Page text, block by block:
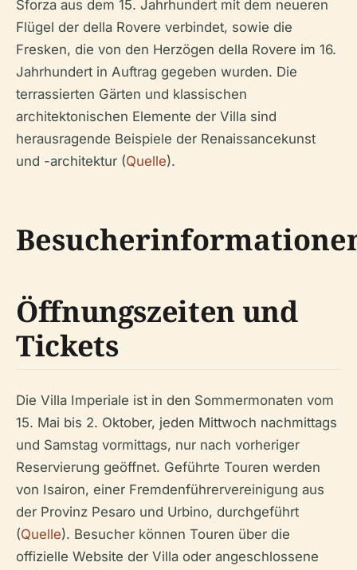
Sforza aus dem 15. Jahrhundert mit dem neueren
Flügel der della Rovere verbindet, sowie die
Fresken, die von den Herzögen della Rovere im 16.
Jahrhundert in Auftrag gegeben wurden. Die
terrassierten Gärten und klassischen
architektonischen Elemente der Villa sind
herausragende Beispiele der Renaissancekunst
und -architektur (Quelle).
Öffnungszeiten und
Tickets
Die Villa Imperiale ist in den Sommermonaten vom
15. Mai bis 2. Oktober, jeden Mittwoch nachmittags
und Samstag vormittags, nur nach vorheriger
Reservierung geöffnet. Geführte Touren werden
von Isairon, einer Fremdenführervereinigung aus
der Provinz Pesaro und Urbino, durchgeführt
(Quelle). Besucher können Touren über die
offizielle Website der Villa oder angeschlossene